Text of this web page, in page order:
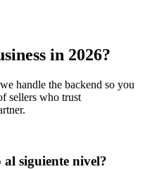
in 2026?
handle the backend so you
sellers who trust
siguiente nivel?